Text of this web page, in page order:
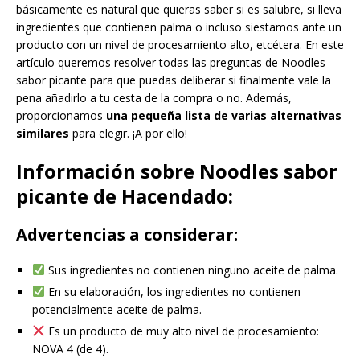
básicamente es natural que quieras saber si es salubre, si lleva
ingredientes que contienen palma o incluso siestamos ante un
producto con un nivel de procesamiento alto, etcétera. En este
artículo queremos resolver todas las preguntas de Noodles
sabor picante para que puedas deliberar si finalmente vale la
pena añadirlo a tu cesta de la compra o no. Además,
proporcionamos una pequeña lista de varias alternativas
similares para elegir. ¡A por ello!
Información sobre Noodles sabor
picante de Hacendado:
Advertencias a considerar:
Sus ingredientes no contienen ninguno aceite de palma.
En su elaboración, los ingredientes no contienen
potencialmente aceite de palma.
Es un producto de muy alto nivel de procesamiento:
NOVA 4 (de 4).